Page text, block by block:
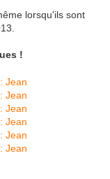
lorsqu'ils sont
!